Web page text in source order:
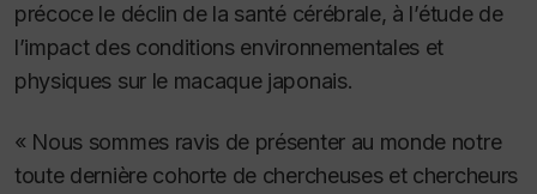
précoce le déclin de la santé cérébrale, à l’étude de
l’impact des conditions environnementales et
physiques sur le macaque japonais.
« Nous sommes ravis de présenter au monde notre
toute dernière cohorte de chercheuses et chercheurs